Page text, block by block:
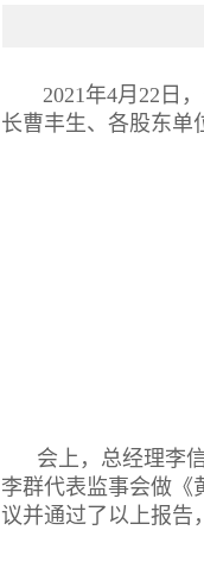
2021年4月22日，
长曹丰生、各股东单
会上，总经理李信
李群代表监事会做《
议并通过了以上报告